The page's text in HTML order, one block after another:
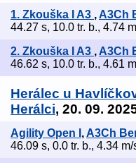
1. Zkouška I A3 ,A3Ch
44.27 s, 10.0 tr. b., 4.74
2. Zkouška I A3 , A3Ch
46.62 s, 10.0 tr. b., 4.61
Herálec u
Herálci, 20. 09.
Agility Open I ,A3Ch
46.09 s, 0.0 tr. b., 4.34 m/